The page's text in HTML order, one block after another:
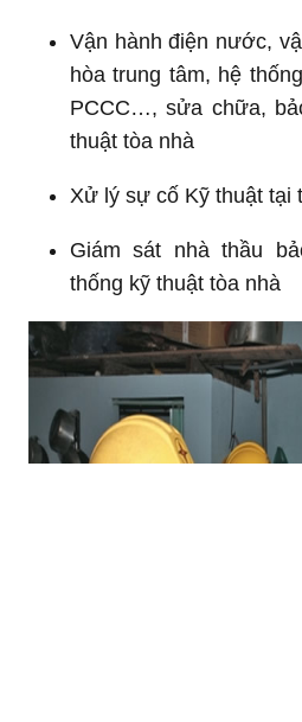
Vận hành điện nước,
hòa trung tâm, hệ
PCCC…, sửa chữa,
thuật tòa nhà
Xử lý sự cố Kỹ thuật tại
Giám sát nhà thầu
thống kỹ thuật tòa nhà